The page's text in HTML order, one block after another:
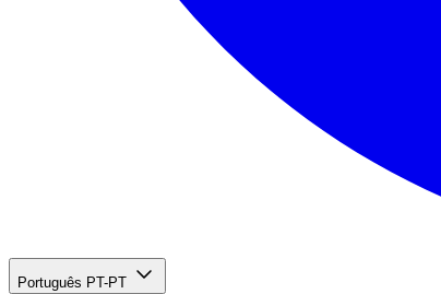
Português PT-PT